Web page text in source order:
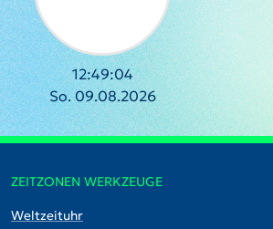
12:49:05
So. 09.08.2026
ZEITZONEN WERKZEUGE
Weltzeituhr